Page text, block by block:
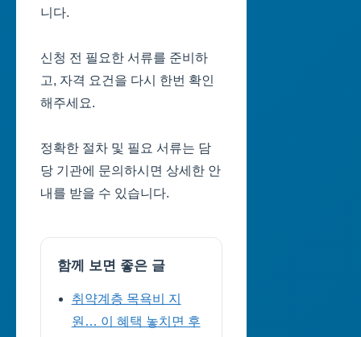
니다.
신청 전 필요한 서류를 준비하
고, 자격 요건을 다시 한번 확인
해주세요.
정확한 절차 및 필요 서류는 담
당 기관에 문의하시면 상세한 안
내를 받을 수 있습니다.
함께 보면 좋은 글
취약계층 목욕비 지
원… 이 혜택 놓치면 후